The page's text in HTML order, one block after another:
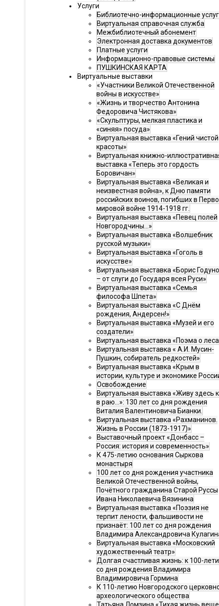
Услуги
Библиотечно-информационные
Виртуальная справочная служба
Межбиблиотечный абонемент
Электронная доставка документов
Платные услуги
Информационно-правовые системы
ПУШКИНСКАЯ КАРТА
Виртуальные выставки
«Участники Великой Отечественной
войны в искусстве»
«Жизнь и творчество Антонина
Федоровича Чистякова»
«Скульптуры, мелкая пластика и
«синяя» посуда»
Виртуальная выставка «Гений чистой
красоты»
Виртуальная книжно-
выставка «Теперь это гордость
Боровичан»
Виртуальная выставка «Великая и
неизвестная война», к Дню памяти
российских воинов, погибших в
мировой войне 1914-1918 гг.
Виртуальная выставка «Певец полей
Новгородчины…»
Виртуальная выставка «Волшебник
русской музыки»
Виртуальная выставка «Гоголь в
искусстве»
Виртуальная выставка «Борис
– от слуги до Государя всея Руси»
Виртуальная выставка «Семья
философа Шпета»
Виртуальная выставка «С Днём
рождения, Андерсен!»
Виртуальная выставка «Музей и его
создатели»
Виртуальная выставка «Поэма о
Виртуальная выставка « А.И. Мусин-
Пушкин, собиратель редкостей»
Виртуальная выставка «Крым в
истории, культуре и экономике
Освобождение
Виртуальная выставка «Живу здесь
в раю…»: 130 лет со дня рождения
Виталия Валентиновича Бианки.
Виртуальная выставка «Рахманинов.
Жизнь в России (1873-1917)»
Выставочный проект «Донбасс –
Россия: история и современность»
К 475-летию основания Сыркова
монастыря
100 лет со дня рождения участника
Великой Отечественной войны,
Почётного гражданина Старой Руссы
Ивана Николаевича Вязинина
Виртуальная выставка «Поэзия не
терпит лености, фальшивости не
признаёт: 100 лет со дня рождения
Владимира Александровича
Виртуальная выставка «Московский
художественный театр»
Долгая счастливая жизнь: к 100-
со дня рождения Владимира
Владимировича Гормина
К 110-летию Новгородского
археологического общества